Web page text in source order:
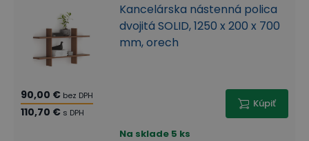
Kancelárska nástenná polica
dvojitá SOLID, 1250 x 200 x 700
mm, orech
90,00 € bez DPH
110,70 € s DPH
Kúpiť
Na sklade 5 ks